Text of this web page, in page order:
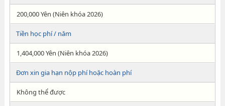
200,000 Yên (Niên khóa 2026)
Tiền học phí / năm
1,404,000 Yên (Niên khóa 2026)
Đơn xin gia hạn nộp phí hoặc hoàn phí
Không thể được